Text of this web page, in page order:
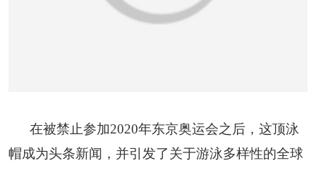
在被禁止参加2020年东京奥运会之后，这顶泳
帽成为头条新闻，并引发了关于游泳多样性的全球